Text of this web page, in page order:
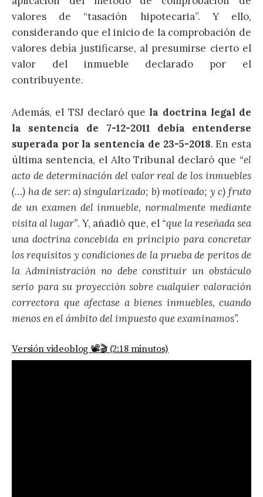
valores de “tasación hipotecaria”. Y ello,
considerando que el inicio de la comprobación de
valores debía justificarse, al presumirse cierto el
valor del inmueble declarado por el
contribuyente.
Además, el TSJ declaró que la doctrina legal de
la sentencia de 7-12-2011 debía entenderse
superada por la sentencia de 23-5-2018. En esta
última sentencia, el Alto Tribunal declaró que “el
acto de determinación del valor real de los inmuebles
(…) ha de ser: a) singularizado; b) motivado; y c) fruto
de un examen del inmueble, normalmente mediante
visita al lugar”. Y, añadió que, el “que la reseñada sea
una doctrina concebida en principio para concretar
los requisitos y condiciones de la prueba de peritos de
la Administración no debe constituir un obstáculo
serio para su proyección sobre cualquier valoración
correctora que afectase a bienes inmuebles, cuando
menos en el ámbito del impuesto que examinamos”.
Versión videoblog 📽️🎬 (2:18 minutos)